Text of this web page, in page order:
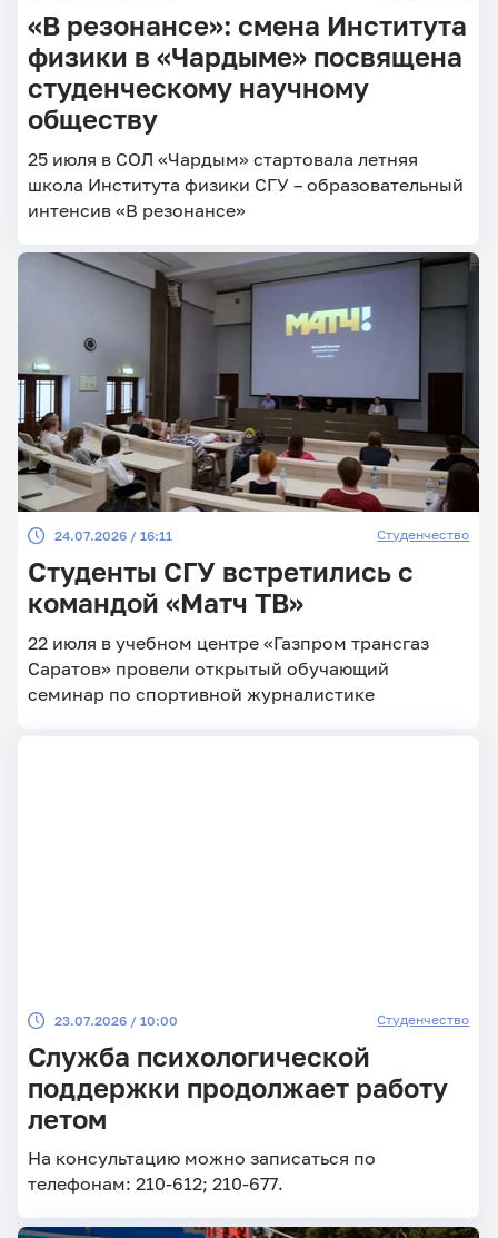
«В резонансе»: смена Института
физики в «Чардыме» посвящена
студенческому научному
обществу
25 июля в СОЛ «Чардым» стартовала летняя
школа Института физики СГУ – образовательный
интенсив «В резонансе»
24.07.2026 / 16:11 Студенчество
Студенты СГУ встретились с
командой «Матч ТВ»
22 июля в учебном центре «Газпром трансгаз
Саратов» провели открытый обучающий
семинар по спортивной журналистике
23.07.2026 / 10:00 Студенчество
Служба психологической
поддержки продолжает работу
летом
На консультацию можно записаться по
телефонам: 210-612; 210-677.